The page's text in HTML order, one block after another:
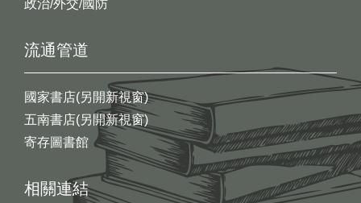
政治/外交/國防
流通管道
國家書店(另開新視窗)
五南書店(另開新視窗)
寄存圖書館
相關連結